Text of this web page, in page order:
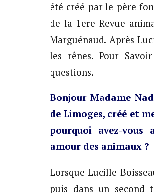
été créé par le père
de la 1ere Revue
Marguénaud. Après
les rênes. Pour
questions.
Bonjour Madame
de Limoges, créé et
pourquoi avez-vous
amour des animaux ?
Lorsque Lucille
puis dans un